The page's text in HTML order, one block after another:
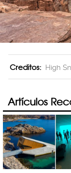
Creditos: High
Artículos